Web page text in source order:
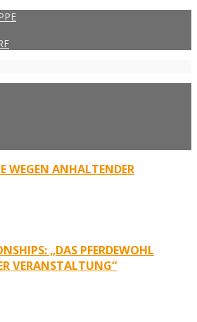
WEGEN ANHALTENDER
„DAS PFERDEWOHL
VERANSTALTUNG“